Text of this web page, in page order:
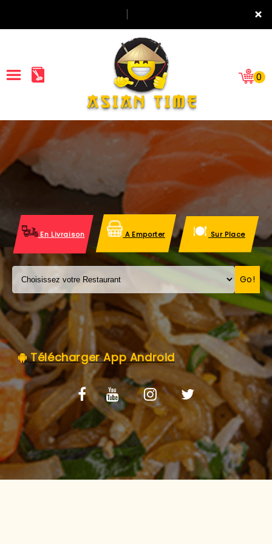
×
ACCUEIL
LA CARTE
VOS AVIS
MENTIONS LÉGALES
C.G.V
0
En Livraison A Emporter Sur Place
Go!
Télécharger App Android